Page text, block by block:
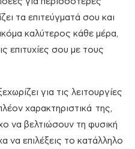
τα επιτεύγματά σου και
καλύτερος κάθε μέρα,
επιτυχίες σου με τους
για τις λειτουργίες
χαρακτηριστικά της,
να βελτιώσουν τη φυσική
να επιλέξεις το κατάλληλο